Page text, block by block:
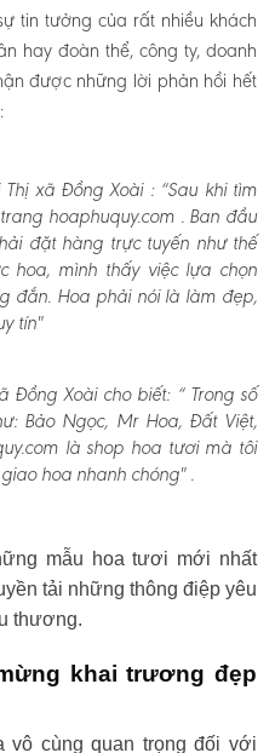
tin tưởng của rất nhiều khách
hay đoàn thể, công ty, doanh
được những lời phản hồi hết
xã Đồng Xoài :“Sau khi tìm
hoaphuquy.com . Ban đầu
đặt hàng trực tuyến như thế
hoa, mình thấy việc lựa chọn
đắn. Hoa phải nói là làm đẹp,
tín"
Đồng Xoài cho biết:“ Trong số
Bảo Ngọc, Mr Hoa, Đất Việt,
là shop hoa tươi mà tôi
hoa nhanh chóng" .
mẫu hoa tươi mới nhất
tải những thông điệp yêu
thương.
khai trương đẹp
vô cùng quan trọng đối với